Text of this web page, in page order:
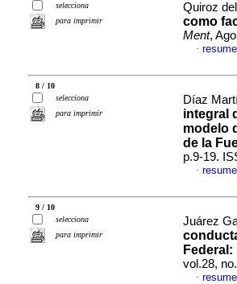
selecciona
para imprimir
Quiroz
como
Ment,
·
8 / 10
selecciona
para imprimir
Díaz
integral
modelo
de la
p.9-19.
·
9 / 10
selecciona
para imprimir
Juárez
vol.28,
·